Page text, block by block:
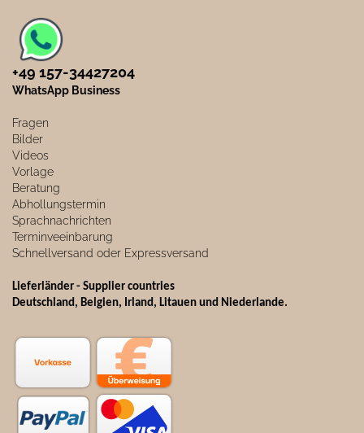
+49 157-34427204​
WhatsApp Business
Fragen
Bilder
Videos
Vorlage
Beratung
Abhollungstermin
Sprachnachrichten
Terminveeinbarung
Schnellversand oder Expressversand
Lieferländer - Supplier countries
Deutschland, Belgien, Irland, Litauen und Niederlande.